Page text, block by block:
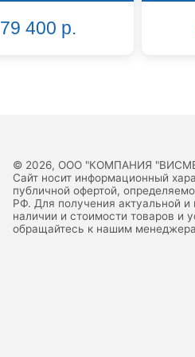
79 400 р.
© 2026, ООО "КОМПАНИЯ
Сайт носит информационный
публичной офертой,
РФ. Для получения актуальной
наличии и стоимости товаров и
обращайтесь к нашим